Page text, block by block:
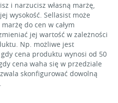
i narzucisz własną marżę,
wysokość. Sellasist może
do cen w całym
jej wartość w zależności
Np. możliwe jest
cena produktu wynosi od 50
cena waha się w przedziale
skonfigurować dowolną